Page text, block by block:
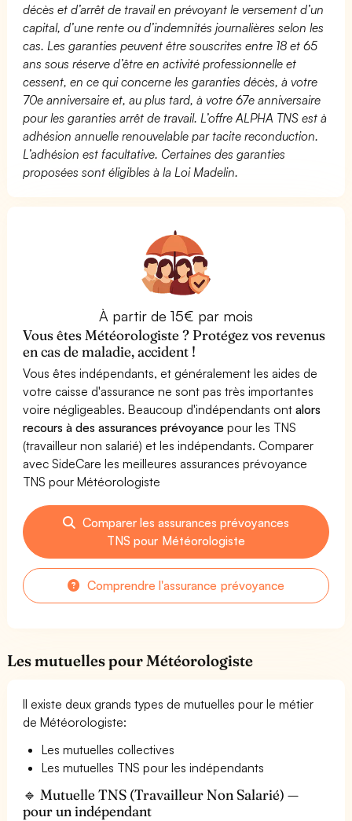
décès et d’arrêt de travail en prévoyant le versement d’un
capital, d’une rente ou d’indemnités journalières selon les
cas. Les garanties peuvent être souscrites entre 18 et 65
ans sous réserve d’être en activité professionnelle et
cessent, en ce qui concerne les garanties décès, à votre
70e anniversaire et, au plus tard, à votre 67e anniversaire
pour les garanties arrêt de travail. L’offre ALPHA TNS est à
adhésion annuelle renouvelable par tacite reconduction.
L’adhésion est facultative. Certaines des garanties
proposées sont éligibles à la Loi Madelin.
À partir de 15€ par mois
Vous êtes Météorologiste ? Protégez vos revenus
en cas de maladie, accident !
Vous êtes indépendants, et généralement les aides de
votre caisse d'assurance ne sont pas très importantes
voire négligeables. Beaucoup d'indépendants ontalors
recours à des assurances prévoyance pour les TNS
(travailleur non salarié) et les indépendants. Comparer
avec SideCare les meilleures assurances prévoyance
TNS pour Météorologiste
Comparer les assurances prévoyances
TNS pour Météorologiste
Comprendre l'assurance prévoyance
Les mutuelles pour Météorologiste
Il existe deux grands types de mutuelles pour le métier
de Météorologiste:
Les mutuelles collectives
Les mutuelles TNS pour les indépendants
🔹 Mutuelle TNS (Travailleur Non Salarié) —
pour un indépendant